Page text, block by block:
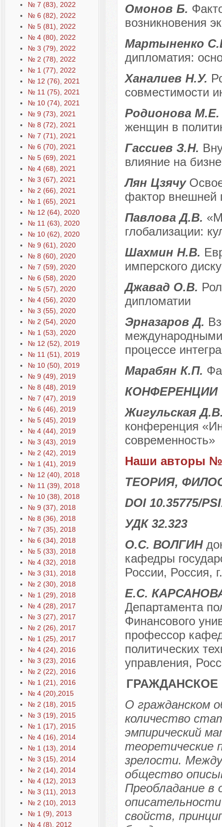
№ 7 (83), 2022
№ 6 (82), 2022
№ 5 (81), 2022
№ 4 (80), 2022
№ 3 (79), 2022
№ 2 (78), 2022
№ 1 (77), 2022
№ 12 (76), 2021
№ 11 (75), 2021
№ 10 (74), 2021
№ 9 (73), 2021
№ 8 (72), 2021
№ 7 (71), 2021
№ 6 (70), 2021
№ 5 (69), 2021
№ 4 (68), 2021
№ 3 (67), 2021
№ 2 (66), 2021
№ 1 (65), 2021
№ 12 (64), 2020
№ 11 (63), 2020
№ 10 (62), 2020
№ 9 (61), 2020
№ 8 (60), 2020
№ 7 (59), 2020
№ 6 (58), 2020
№ 5 (57), 2020
№ 4 (56), 2020
№ 3 (55), 2020
№ 2 (54), 2020
№ 1 (53), 2020
№ 12 (52), 2019
№ 11 (51), 2019
№ 10 (50), 2019
№ 9 (49), 2019
№ 8 (48), 2019
№ 7 (47), 2019
№ 6 (46), 2019
№ 5 (45), 2019
№ 4 (44), 2019
№ 3 (43), 2019
№ 2 (42), 2019
№ 1 (41), 2019
№ 12 (40), 2018
№ 11 (39), 2018
№ 10 (38), 2018
№ 9 (37), 2018
№ 8 (36), 2018
№ 7 (35), 2018
№ 6 (34), 2018
№ 5 (33), 2018
№ 4 (32), 2018
№ 3 (31), 2018
№ 2 (30), 2018
№ 1 (29), 2018
№ 4 (28), 2017
№ 3 (27), 2017
№ 2 (26), 2017
№ 1 (25), 2017
№ 4 (24), 2016
№ 3 (23), 2016
№ 2 (22), 2016
№ 1 (21), 2016
№ 4 (20),2015
№ 2 (18), 2015
№ 3 (19), 2015
№ 1 (17), 2015
№ 4 (16), 2014
№ 1 (13), 2014
№ 3 (15), 2014
№ 2 (14), 2014
№ 4 (12), 2013
№ 3 (11), 2013
№ 2 (10), 2013
№ 1 (9), 2013
№ 4 (8), 2012
Омонов Б.
возникновения
Мартыненко
дипломатия:
Ханалиев Н.У.
совместимости
Родионова
женщин в
Гассиев З.Н.
влияние на
Лян Цзячу
фактор внешней
Павлова Д.В.
глобализации:
Шахмин Н.В.
имперского
Джавад О.В.
дипломатии
Эрназаров Д.
процессе
Марабян К.П.
КОНФЕРЕНЦИИ
Жигульская
конференция
современность»
Наши авторы №
ТЕОРИЯ,
DOI 10.35775/
УДК 32.323
О.С. ВОЛГИН
кафедры
России, Россия,
Е.С.
Департамента
Финансового
профессор
политических
управления,
О гражданском
количество
эмпирический
теоретические
зрелости.
общество
Преобладание в
свойств,